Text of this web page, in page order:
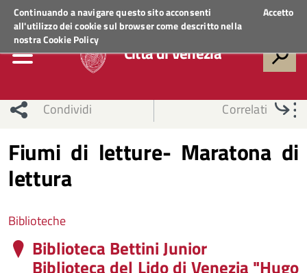
Continuando a navigare questo sito acconsenti
all'utilizzo dei cookie sul browser come descritto nella
nostraCookie Policy
Accetto
Regione VenetoACCEDI AI SERVIZI
Città di Venezia
Condividi Correlati
Fiumi di letture- Maratona di
lettura
Biblioteche
Biblioteca Bettini Junior
Biblioteca del Lido di Venezia "Hugo